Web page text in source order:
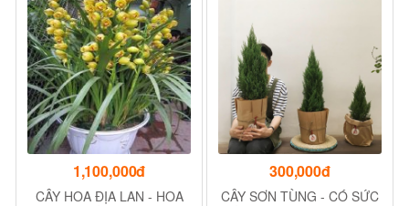
1,100,000đ
CÂY HOA ĐỊA LAN - HOA
300,000đ
CÂY SƠN TÙNG - CÓ SỨC